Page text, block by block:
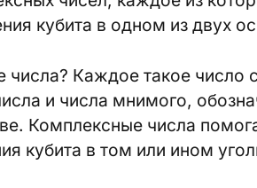
кубита в одном из двух
числа? Каждое такое число
и числа мнимого,
Комплексные числа
кубита в том или ином